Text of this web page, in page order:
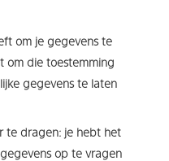
om je gegevens te
om die toestemming
gegevens te laten
te dragen: je hebt het
op te vragen